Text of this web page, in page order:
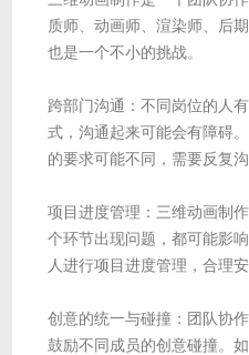
质师、动画师、渲染师、后
也是一个不小的挑战。
跨部门沟通：不同岗位的人
式，沟通起来可能会有障碍
的要求可能不同，需要反复沟
项目进度管理：三维动画制
个环节出现问题，都可能影
人进行项目进度管理，合理
创意的统一与碰撞：团队协
鼓励不同成员的创意碰撞。